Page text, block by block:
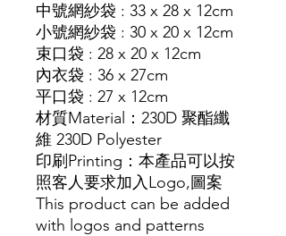
中號網紗袋 : 33 x 28 x 12cm
小號網紗袋 : 30 x 20 x 12cm
束口袋 : 28 x 20 x 12cm
內衣袋 : 36 x 27cm
平口袋 : 27 x 12cm
材質Material ： 230D 聚酯纖
維 230D Polyester
印刷 Printing ：本產品可以按
照客人要求加入Logo,圖案
This product can be added
with logos and patterns